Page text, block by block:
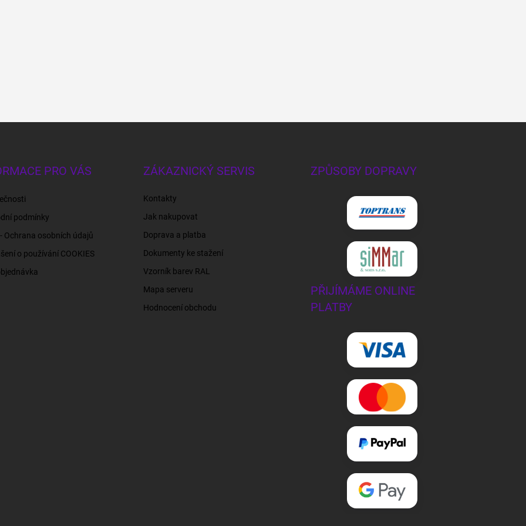
PRO VÁS
podmínky
- Ochrana osobních údajů
o používání COOKIES
ZÁKAZNICKÝ SERVIS
Kontakty
Jak nakupovat
Doprava a platba
Dokumenty ke stažení
Vzorník barev RAL
Mapa serveru
Hodnocení obchodu
ZPŮSOBY DOPRAVY
PŘIJÍMÁME ONLINE
PLATBY